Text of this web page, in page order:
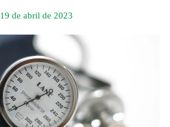
19 de abril de 2023